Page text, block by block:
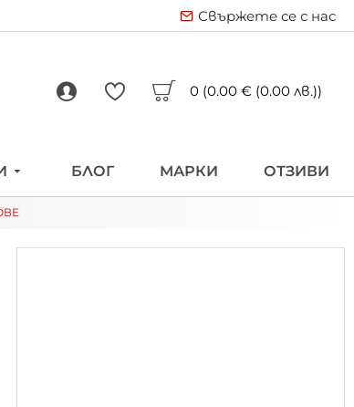
Свържете се с нас
0 (0.00 € (0.00 лв.))
БЛОГ МАРКИ ОТЗИВИ